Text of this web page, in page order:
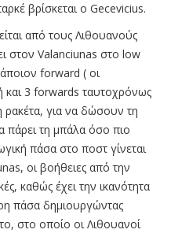
βρίσκεται ο Gecevicius.
από τους Λιθουανούς
στον Valanciunas στο low
forward ( οι
και 3 forwards ταυτοχρόνως
για να δώσουν τη
πάρει τη μπάλα όσο πιο
πάσα στο ποστ γίνεται
οι βοήθειες από την
καθώς έχει την ικανότητα
πάσα δημιουργώντας
στο οποίο οι Λιθουανοί